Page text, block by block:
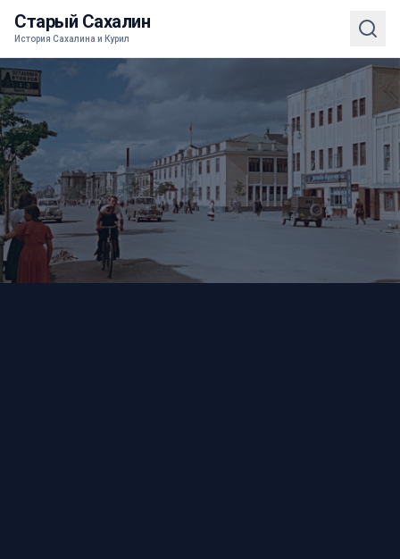
Старый Сахалин
История Сахалина и Курил